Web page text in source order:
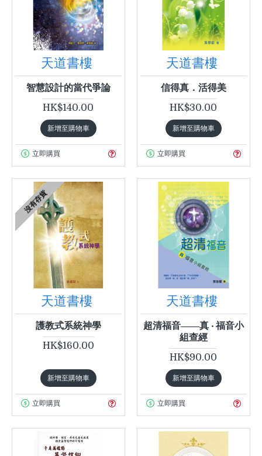
天道書樓
智慧設計的當代爭論
HK$140.00
新增至購物車
立即購買
天道書樓
信得真．活得美
HK$30.00
新增至購物車
立即購買
沒有存貨
天道書樓
護教式系統神學
HK$160.00
新增至購物車
立即購買
天道書樓
超清福音——真 ‧ 福音小
組查經
HK$90.00
新增至購物車
立即購買